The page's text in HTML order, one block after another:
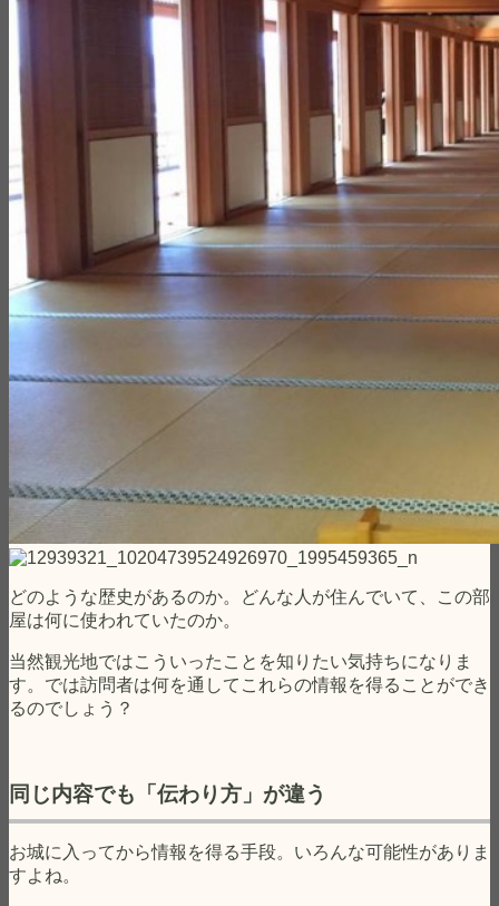
どのような歴史があるのか。どんな人が住んでいて、この部
屋は何に使われていたのか。
当然観光地ではこういったことを知りたい気持ちになりま
す。では訪問者は何を通してこれらの情報を得ることができ
るのでしょう？
同じ内容でも「伝わり方」が違う
お城に入ってから情報を得る手段。いろんな可能性がありま
すよね。